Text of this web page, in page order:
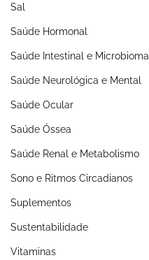
Sal
Saúde Hormonal
Saúde Intestinal e Microbioma
Saúde Neurológica e Mental
Saúde Ocular
Saúde Óssea
Saúde Renal e Metabolismo
Sono e Ritmos Circadianos
Suplementos
Sustentabilidade
Vitaminas